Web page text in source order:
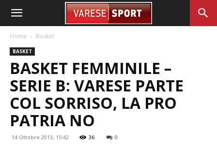
Home Basket
BASKET
BASKET FEMMINILE –
SERIE B: VARESE PARTE
COL SORRISO, LA PRO
PATRIA NO
14 Ottobre 2013, 15:42 36 0